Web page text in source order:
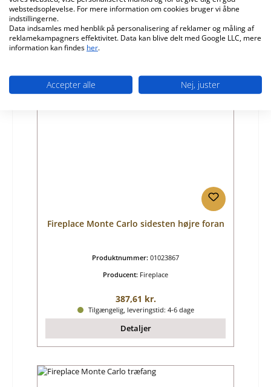
Tilgængelig, leveringstid: 4-6 dage
Fireplace Monte Carlo sidesten højre foran
Produktnummer: 01023867
Producent: Fireplace
Almindelig pris:
387,61 kr.
Tilgængelig, leveringstid: 4-6 dage
Detaljer
webstedsoplevelse. For mere information om cookies bruger vi åbne
indstillingerne.
Data indsamles med henblik på personalisering af reklamer og måling af
reklamekampagners effektivitet. Data kan blive delt med Google LLC, mere
information kan findes her.
Accepter alle Nej, juster